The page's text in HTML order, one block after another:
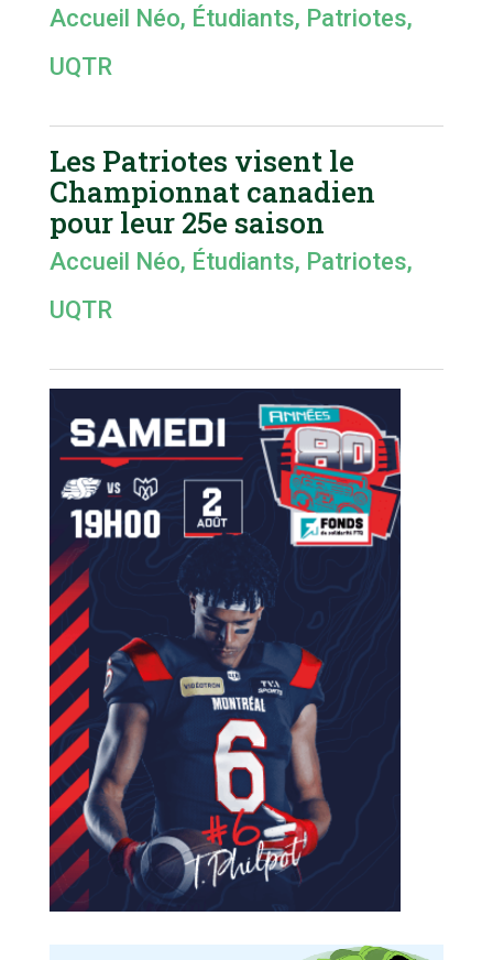
Accueil Néo, Étudiants, Patriotes,
UQTR
Les Patriotes visent le
Championnat canadien
pour leur 25e saison
Accueil Néo, Étudiants, Patriotes,
UQTR